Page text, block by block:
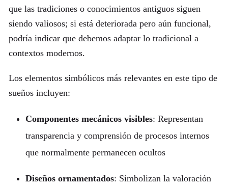
que las tradiciones o conocimientos antiguos siguen
siendo valiosos; si está deteriorada pero aún funcional,
podría indicar que debemos adaptar lo tradicional a
contextos modernos.
Los elementos simbólicos más relevantes en este tipo de
sueños incluyen:
Componentes mecánicos visibles: Representan
transparencia y comprensión de procesos internos
que normalmente permanecen ocultos
Diseños ornamentados: Simbolizan la valoración